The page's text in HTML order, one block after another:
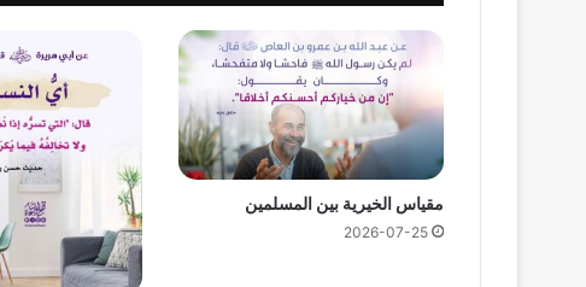
مقياس الخيرية بين المسلمين
2026-07-25